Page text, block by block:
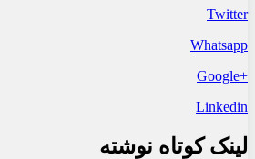
Twitter
Whatsapp
+Google
Linkedin
لینک کوتاه نوشته